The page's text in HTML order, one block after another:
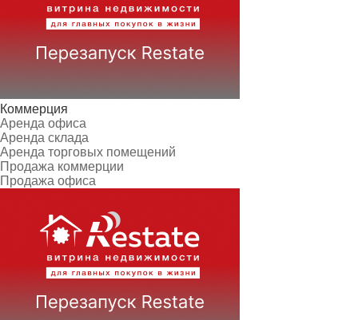
Коммерция
Аренда офиса
Аренда склада
Аренда торговых помещений
Продажа коммерции
Продажа офиса